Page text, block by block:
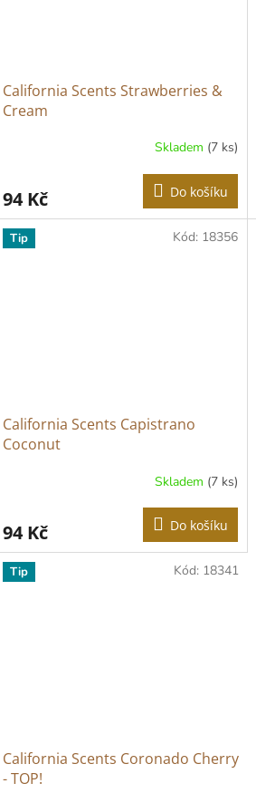
California Scents Strawberries &
Cream
Skladem (7 ks)
94 Kč Do košíku
Tip
California Scents Capistrano
Coconut
je
5,0
5
Skladem (7 ks)
94 Kč Do košíku
Kód: 18356
Tip
California Scents Coronado Cherry
- TOP!
Kód: 18341